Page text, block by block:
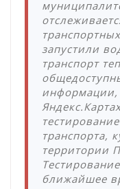
запустили
транспорт
информации,
транспорта,
территории
ближайшее